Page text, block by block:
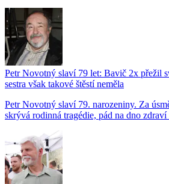
Petr Novotný slaví 79 let: Bavič 2x přežil
sestra však takové štěstí neměla
Petr Novotný slaví 79. narozeniny. Za
skrývá rodinná tragédie, pád na dno zdraví